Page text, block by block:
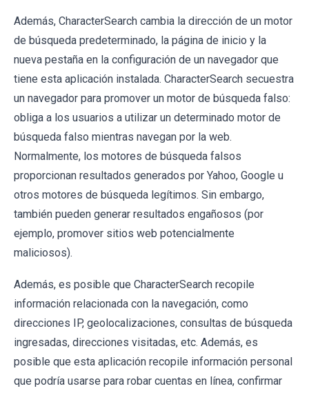
Además, CharacterSearch cambia la dirección de un motor
de búsqueda predeterminado, la página de inicio y la
nueva pestaña en la configuración de un navegador que
tiene esta aplicación instalada. CharacterSearch secuestra
un navegador para promover un motor de búsqueda falso:
obliga a los usuarios a utilizar un determinado motor de
búsqueda falso mientras navegan por la web.
Normalmente, los motores de búsqueda falsos
proporcionan resultados generados por Yahoo, Google u
otros motores de búsqueda legítimos. Sin embargo,
también pueden generar resultados engañosos (por
ejemplo, promover sitios web potencialmente
maliciosos).
Además, es posible que CharacterSearch recopile
información relacionada con la navegación, como
direcciones IP, geolocalizaciones, consultas de búsqueda
ingresadas, direcciones visitadas, etc. Además, es
posible que esta aplicación recopile información personal
que podría usarse para robar cuentas en línea, confirmar